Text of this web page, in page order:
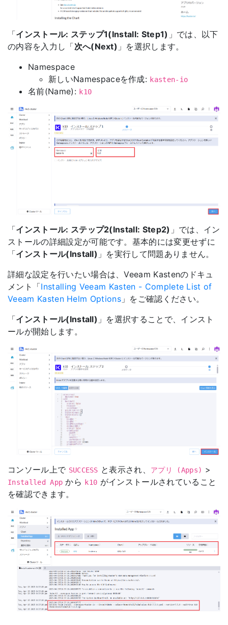
「インストール: ステップ1(Install: Step1) 」では、以下
の内容を入力し「次へ(Next) 」を選択します。
Namespace
新しいNamespaceを作成: kasten-io
名前(Name): k10
「インストール: ステップ2(Install: Step2) 」では、イン
ストールの詳細設定が可能です。基本的には変更せずに
「インストール(Install) 」を実行して問題ありません。
詳細な設定を行いたい場合は、Veeam Kastenのドキュ
メント「Installing Veeam Kasten - Complete List of
Veeam Kasten Helm Options 」をご確認ください。
「インストール(Install) 」を選択することで、インスト
ールが開始します。
コンソール上で SUCCESS と表示され、 アプリ (Apps) >
Installed App から k10 がインストールされていること
を確認できます。